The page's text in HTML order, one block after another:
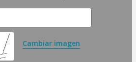
Cambiar imagen